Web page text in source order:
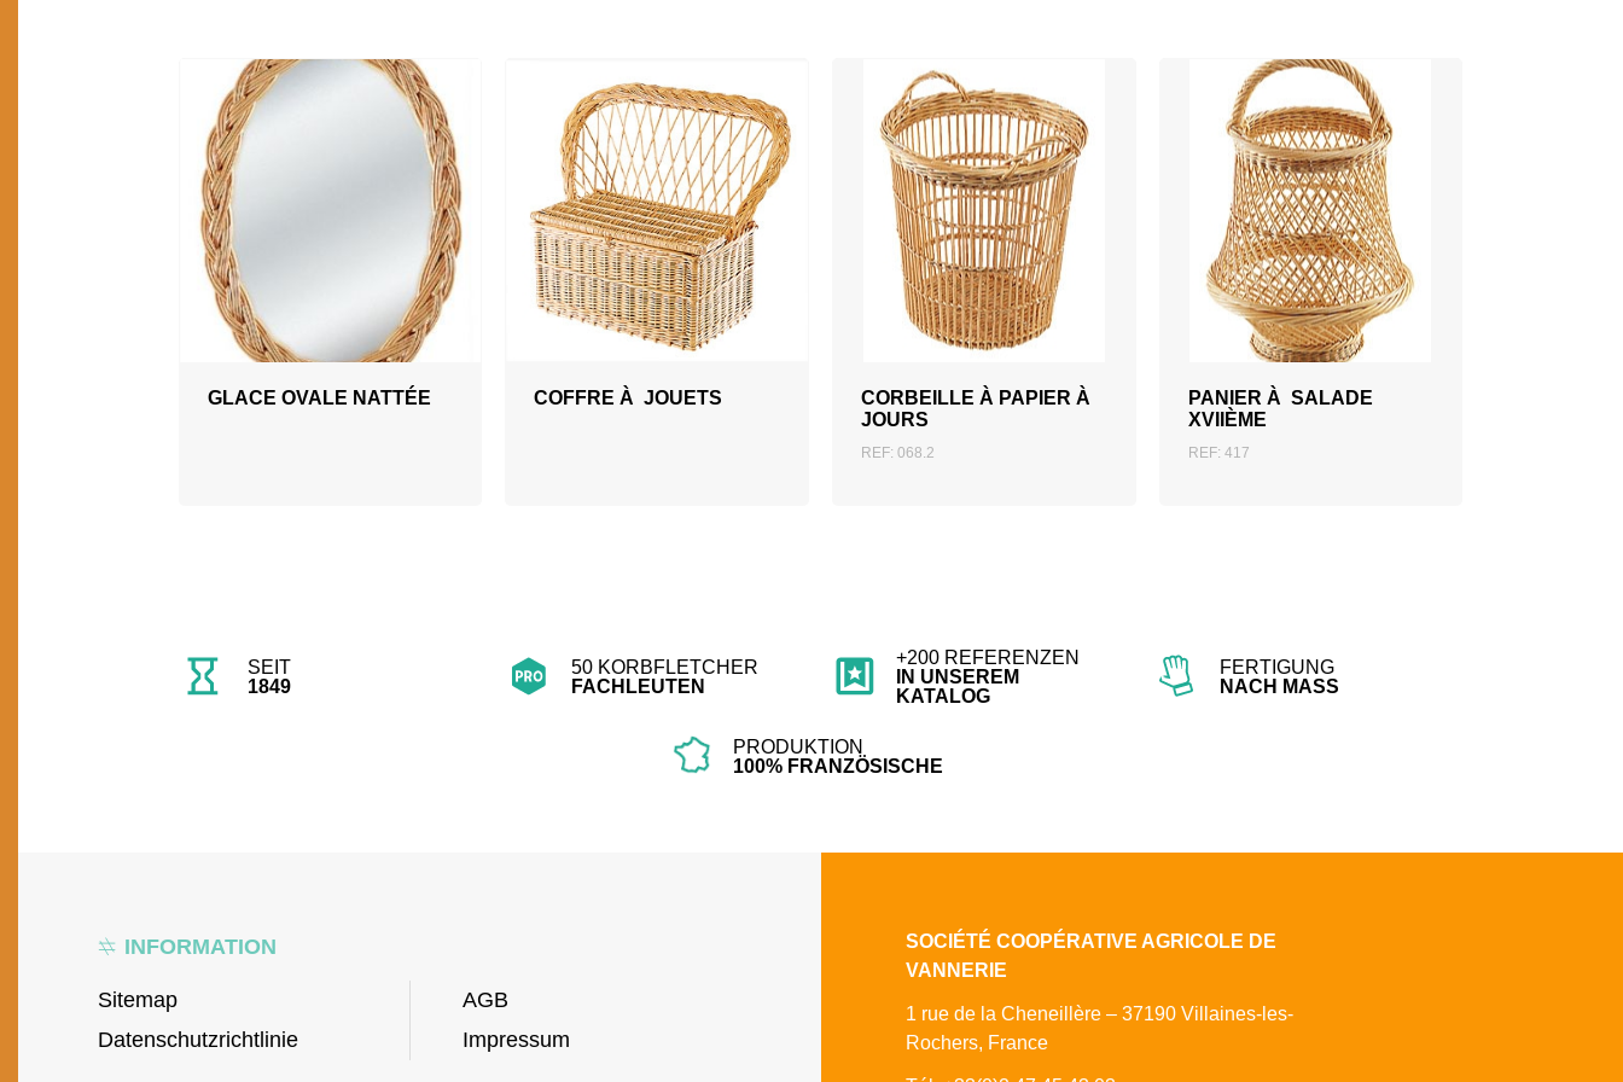
GLACE OVALE NATTÉE COFFRE À JOUETS
CORBEILLE À PAPIER À
JOURS
REF: 068.2
ZUM ANGEBOT
HINZUFÜGEN
PANIER À SALADE
XVIIÈME
REF: 417
ZUM ANGEBOT
HINZUFÜGEN
SEIT
1849
50 KORBFLETCHER
FACHLEUTEN
+200 REFERENZEN
IN UNSEREM
KATALOG
FERTIGUNG
NACH MASS
PRODUKTION
100% FRANZÖSISCHE
INFORMATION
Sitemap
Datenschutzrichtlinie
AGB
Impressum
SOCIÉTÉ COOPÉRATIVE AGRICOLE DE
VANNERIE
1 rue de la Cheneillère – 37190 Villaines-les-
Rochers, France